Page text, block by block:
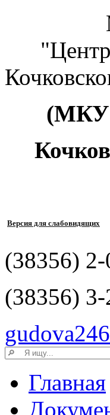
(МКУ
Версия для слабовидящих
(38356)
(38356)
Главная